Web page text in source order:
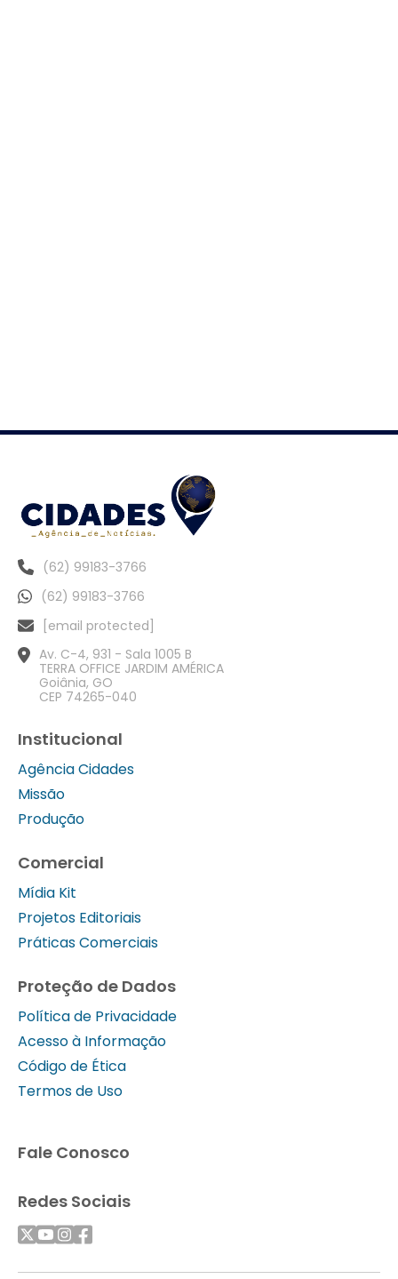
(62) 99183-3766
(62) 99183-3766
[email protected]
Av. C-4, 931 - Sala 1005 B
TERRA OFFICE JARDIM AMÉRICA
Goiânia, GO
CEP 74265-040
Institucional
Agência Cidades
Missão
Produção
Comercial
Mídia Kit
Projetos Editoriais
Práticas Comerciais
Proteção de Dados
Política de Privacidade
Acesso à Informação
Código de Ética
Termos de Uso
Fale Conosco
Redes Sociais